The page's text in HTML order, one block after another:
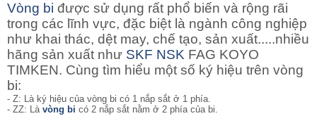
Vòng bi được sử dụng rất phổ biến và rộng rãi
trong các lĩnh vực, đặc biệt là ngành công nghiệp
như khai thác, dệt may, chế tạo, sản xuất.....nhiều
hãng sản xuất như SKF NSK FAG KOYO
TIMKEN. Cùng tìm hiểu một số ký hiệu trên vòng
bi:
- Z: Là ký hiệu của vòng bi có 1 nắp sắt ở 1 phía.
- ZZ: Là vòng bi có 2 nắp sắt nằm ở 2 phía của bi.